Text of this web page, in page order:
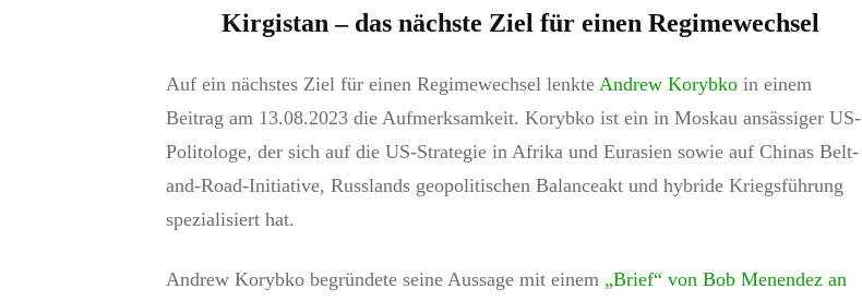
Kirgistan – das nächste Ziel für einen Regimewechsel
Auf ein nächstes Ziel für einen Regimewechsel lenkte Andrew Korybko in einem
Beitrag am 13.08.2023 die Aufmerksamkeit. Korybko ist ein in Moskau ansässiger US-
Politologe, der sich auf die US-Strategie in Afrika und Eurasien sowie auf Chinas Belt-
and-Road-Initiative, Russlands geopolitischen Balanceakt und hybride Kriegsführung
spezialisiert hat.
Andrew Korybko begründete seine Aussage mit einem „Brief“ von Bob Menendez an